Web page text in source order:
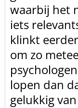
waarbij het
iets
klinkt
om zo
lopen dan
gelukkig